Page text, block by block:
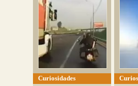
Curiosidades